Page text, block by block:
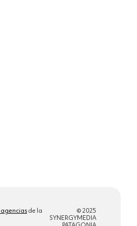
de la
© 2025
SYNERGYMEDIA